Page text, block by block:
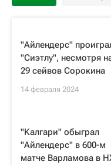
"Айлендерс"
"Сиэтлу", несмотря
29 сейвов Сорокина
14 февраля 2024
"Калгари" обыграл
"Айлендерс" в 600-м
матче Варламова в